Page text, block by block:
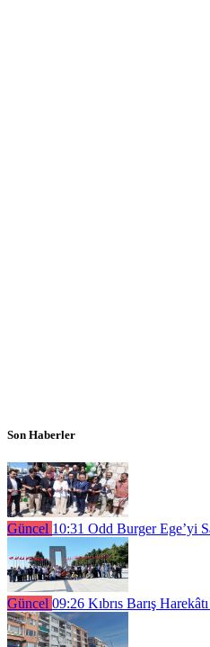
Son Haberler
Güncel 10:31 Odd Burger Ege’yi
Güncel 09:26 Kıbrıs Barış